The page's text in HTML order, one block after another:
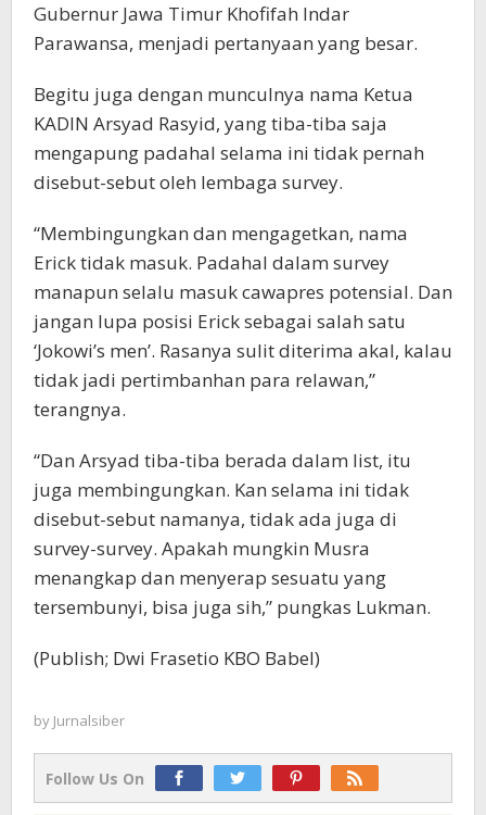
Gubernur Jawa Timur Khofifah Indar
Parawansa, menjadi pertanyaan yang besar.
Begitu juga dengan munculnya nama Ketua
KADIN Arsyad Rasyid, yang tiba-tiba saja
mengapung padahal selama ini tidak pernah
disebut-sebut oleh lembaga survey.
“Membingungkan dan mengagetkan, nama
Erick tidak masuk. Padahal dalam survey
manapun selalu masuk cawapres potensial. Dan
jangan lupa posisi Erick sebagai salah satu
‘Jokowi’s men’. Rasanya sulit diterima akal, kalau
tidak jadi pertimbanhan para relawan,”
terangnya.
“Dan Arsyad tiba-tiba berada dalam list, itu
juga membingungkan. Kan selama ini tidak
disebut-sebut namanya, tidak ada juga di
survey-survey. Apakah mungkin Musra
menangkap dan menyerap sesuatu yang
tersembunyi, bisa juga sih,” pungkas Lukman.
(Publish; Dwi Frasetio KBO Babel)
by Jurnalsiber
Follow Us On